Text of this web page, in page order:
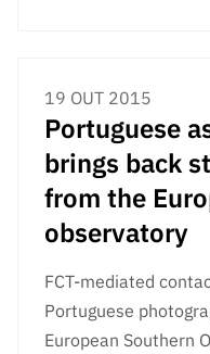
19 OUT 2015
Portuguese
brings back
from the
observatory
FCT-mediated
Portuguese
European Southern